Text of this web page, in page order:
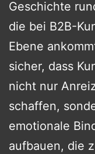
Geschichte
die bei B2B-
Ebene
sicher, dass
nicht nur
schaffen,
emotionale
aufbauen, die